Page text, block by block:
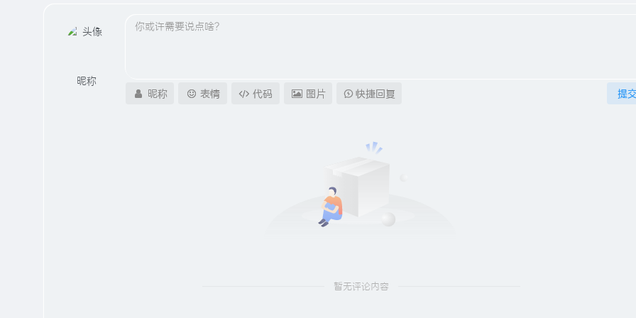
昵称
提
昵称 表情 代码 图片 快捷回复
暂无评论内容